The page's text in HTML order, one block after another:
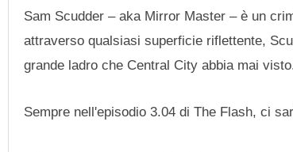
Sam Scudder – aka Mirror Master – è un
attraverso qualsiasi superficie riflettente,
grande ladro che Central City abbia mai
Sempre nell'episodio 3.04 di The Flash, ci